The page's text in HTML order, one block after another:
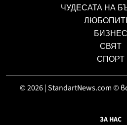
ЧУДЕСАТА НА
БИЗНЕС
СВЯТ
СПОРТ
© 2026 | StandartNews.com ©
ЗА НАС